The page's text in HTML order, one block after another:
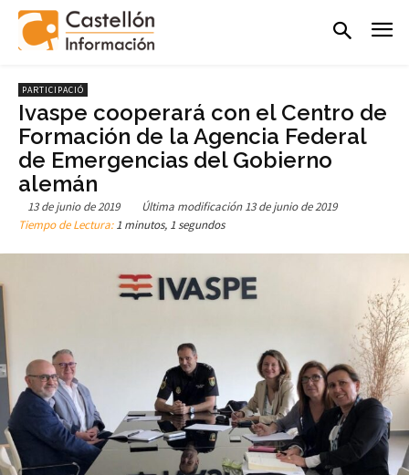
PARTICIPACIÓ
Ivaspe cooperará con el Centro de
Formación de la Agencia Federal
de Emergencias del Gobierno
alemán
13 de junio de 2019 Última modificación 13 de junio de 2019
Tiempo de Lectura:1 minutos, 1 segundos